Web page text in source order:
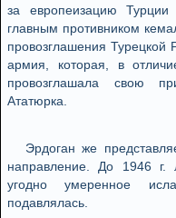
за европеизацию
главным противником
провозглашения Турецкой
армия, которая, в
провозглашала свою
Ататюрка.
Эрдоган же
направление. До 1946 г.
угодно умеренное
подавлялась.